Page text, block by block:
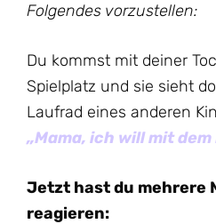
Folgendes vorzustellen:
Du kommst mit deiner
Spielplatz und sie sieht
Laufrad eines anderen
„Mama, ich will mit
Jetzt hast du mehrere
reagieren: